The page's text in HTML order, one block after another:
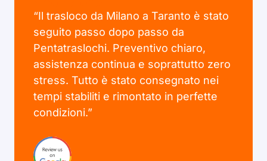
“Il trasloco da Milano a Taranto è stato
seguito passo dopo passo da
Pentatraslochi. Preventivo chiaro,
assistenza continua e soprattutto zero
stress. Tutto è stato consegnato nei
tempi stabiliti e rimontato in perfette
condizioni.”